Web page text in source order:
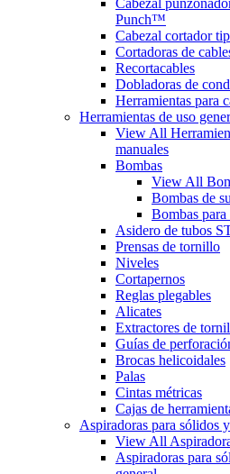
Cabezal
Punch™
Cabezal cortador
Cortadoras de
Recortacables
Dobladoras de
Herramientas para
Herramientas de uso
View All
manuales
Bombas
View All
Bombas de
Bombas para
Asidero de tubos
Prensas de tornillo
Niveles
Cortapernos
Reglas plegables
Alicates
Extractores de
Guías de
Brocas helicoidales
Palas
Cintas métricas
Cajas de
Aspiradoras para sólidos
View All
Aspiradoras para